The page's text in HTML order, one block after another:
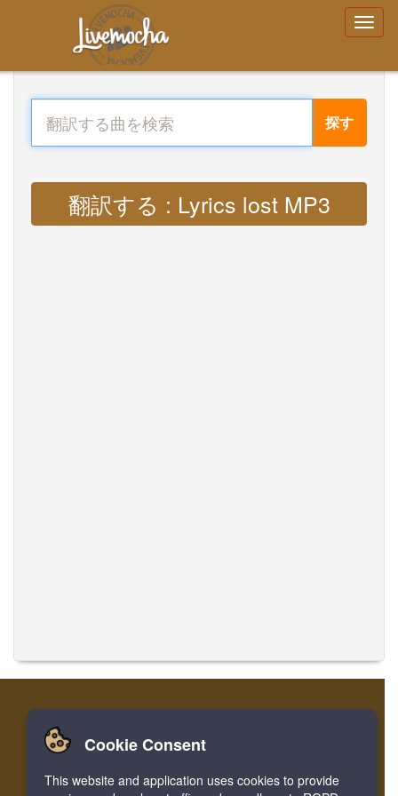
探す
翻訳する : Lyrics lost MP3
家 ログイン 登録
Facebook Twitter Bookmark
Cookie Consent
This website and application uses cookies to provide